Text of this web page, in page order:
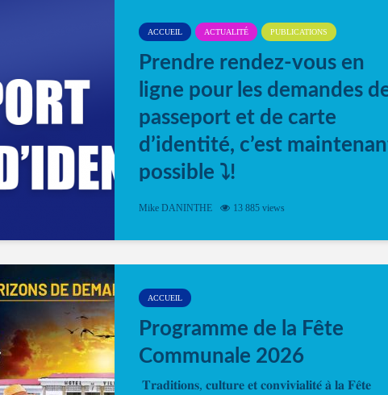
ACCUEIL ACTUALITÉ PUBLICATIONS
Prendre rendez-vous en
ligne pour les demandes
passeport et de carte
d’identité, c’est
possible ⤵️!
Désormais, il est possible de prendre rendez-
Mike DANINTHE 13 885 views
ACCUEIL
Programme de la Fête
Communale 2026
𝐓𝐫𝐚𝐝𝐢𝐭𝐢𝐨𝐧𝐬, 𝐜𝐮𝐥𝐭𝐮𝐫𝐞 𝐞𝐭 𝐜𝐨𝐧𝐯𝐢𝐯𝐢𝐚𝐥𝐢𝐭𝐞́ 𝐚̀ 𝐥𝐚 𝐅𝐞̂𝐭𝐞